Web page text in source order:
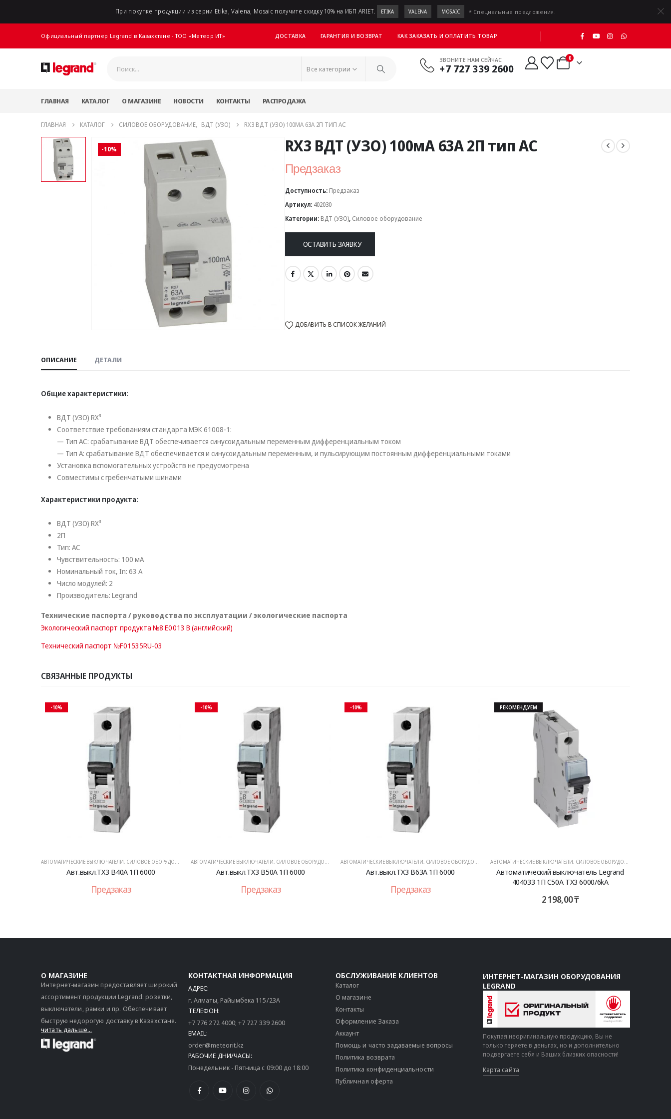
При покупке продукции из серии Etika, Valena, Mosaic получите скидку 10% на ИБП ARIET. ETIKA VALENA MOSAIC * Специальные предложения.
Официальный партнер Legrand в Казахстане - ТОО «Метеор ИТ» ДОСТАВКА ГАРАНТИЯ И ВОЗВРАТ КАК ЗАКАЗАТЬ И ОПЛАТИТЬ ТОВАР
Все категории
ЗВОНИТЕ НАМ СЕЙЧАС
+7 727 339 2600
0
ГЛАВНАЯ КАТАЛОГ О МАГАЗИНЕ НОВОСТИ КОНТАКТЫ РАСПРОДАЖА
ГЛАВНАЯ КАТАЛОГ СИЛОВОЕ ОБОРУДОВАНИЕ, ВДТ (УЗО) RX3 ВДТ (УЗО) 100МА 63А 2П ТИП AC
-10% RX3 ВДТ (УЗО) 100мА 63А 2П тип AC
Предзаказ
Доступность: Предзаказ
Артикул: 402030
Категории: ВДТ (УЗО), Силовое оборудование
ОСТАВИТЬ ЗАЯВКУ
ДОБАВИТЬ В СПИСОК ЖЕЛАНИЙ
ОПИСАНИЕ ДЕТАЛИ
Общие характеристики:
ВДТ (УЗО) RX³
Соответствие требованиям стандарта МЭК 61008-1:
— Тип AC: срабатывание ВДТ обеспечивается синусоидальным переменным дифференциальным током
— Тип A: срабатывание ВДТ обеспечивается и синусоидальным переменным, и пульсирующим постоянным дифференциальными токами
Установка вспомогательных устройств не предусмотрена
Совместимы с гребенчатыми шинами
Характеристики продукта:
ВДТ (УЗО) RX³
2П
Тип: AC
Чувствительность: 100 мА
Номинальный ток, In: 63 А
Число модулей: 2
Производитель: Legrand
Технические паспорта / руководства по эксплуатации / экологические паспорта
Экологический паспорт продукта №8 E0013 B (английский)
Технический паспорт №F01535RU-03
СВЯЗАННЫЕ ПРОДУКТЫ
-10%
АВТОМАТИЧЕСКИЕ ВЫКЛЮЧАТЕЛИ, СИЛОВОЕ ОБОРУДОВАНИЕ
Авт.выкл.TX3 B40A 1П 6000
Предзаказ
-10%
АВТОМАТИЧЕСКИЕ ВЫКЛЮЧАТЕЛИ, СИЛОВОЕ ОБОРУДОВАНИЕ
Авт.выкл.TX3 B50A 1П 6000
Предзаказ
-10%
АВТОМАТИЧЕСКИЕ ВЫКЛЮЧАТЕЛИ, СИЛОВОЕ ОБОРУДОВАНИЕ
Авт.выкл.TX3 B63A 1П 6000
Предзаказ
РЕКОМЕНДУЕМ
АВТОМАТИЧЕСКИЕ ВЫКЛЮЧАТЕЛИ, СИЛОВОЕ ОБОРУДОВАНИЕ
Автоматический выключатель Legrand
404033 1П C50A TX3 6000/6kA
2 198,00₸
О МАГАЗИНЕ
Интернет-магазин предоставляет широкий
ассортимент продукции Legrand: розетки,
выключатели, рамки и пр. Обеспечивает
быструю недорогую доставку в Казахстане.
читать дальше...
КОНТАКТНАЯ ИНФОРМАЦИЯ
АДРЕС:
г. Алматы, Райымбека 115/23A
ТЕЛЕФОН:
+7 776 272 4000;+7 727 339 2600
EMAIL:
order@meteorit.kz
РАБОЧИЕ ДНИ/ЧАСЫ:
Понедельник - Пятница с 09:00 до 18:00
ОБСЛУЖИВАНИЕ КЛИЕНТОВ
Каталог
О магазине
Контакты
Оформление Заказа
Аккаунт
Помощь и часто задаваемые вопросы
Политика возврата
Политика конфиденциальности
Публичная оферта
ИНТЕРНЕТ-МАГАЗИН ОБОРУДОВАНИЯ
LEGRAND
Покупая неоригинальную продукцию, Вы не
только теряете в деньгах, но и дополнительно
подвергаете себя и Ваших близких опасности!
Карта сайта